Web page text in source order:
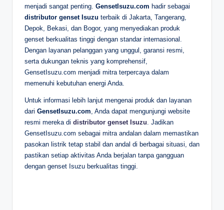
menjadi sangat penting. GensetIsuzu.com hadir sebagai
distributor genset Isuzu terbaik di Jakarta, Tangerang,
Depok, Bekasi, dan Bogor, yang menyediakan produk
genset berkualitas tinggi dengan standar internasional.
Dengan layanan pelanggan yang unggul, garansi resmi,
serta dukungan teknis yang komprehensif,
GensetIsuzu.com menjadi mitra terpercaya dalam
memenuhi kebutuhan energi Anda.
Untuk informasi lebih lanjut mengenai produk dan layanan
dari GensetIsuzu.com, Anda dapat mengunjungi website
resmi mereka di distributor genset Isuzu. Jadikan
GensetIsuzu.com sebagai mitra andalan dalam memastikan
pasokan listrik tetap stabil dan andal di berbagai situasi, dan
pastikan setiap aktivitas Anda berjalan tanpa gangguan
dengan genset Isuzu berkualitas tinggi.